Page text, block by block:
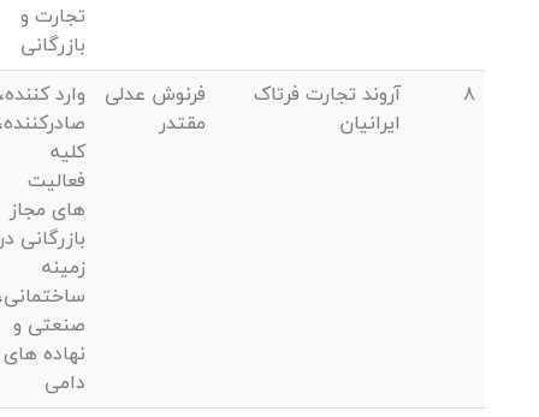
تجارت و
بازرگانی
8
آروند تجارت فرتاک
ایرانیان
فرنوش عدلی
مقتدر
وارد کننده،
کلیه
فعالیت
های مجاز
بازرگانی
زمینه
صنعتی و
نهاده های
دامی